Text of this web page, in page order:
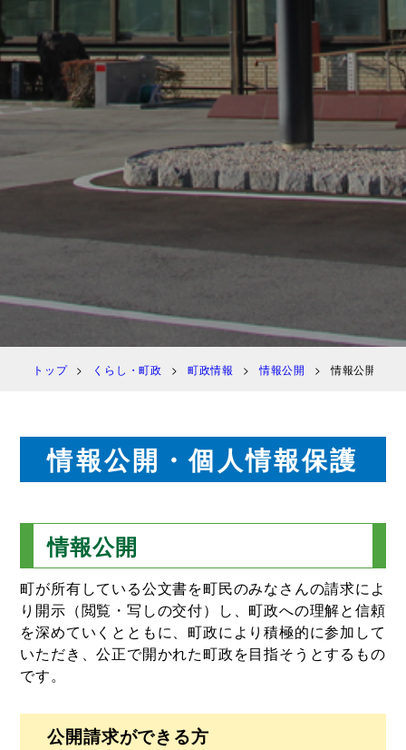
トップ くらし・町政 町政情報 情報公開 情報公開・個
情報公開・個人情報保護
情報公開
町が所有している公文書を町民のみなさんの請求によ
り開示（閲覧・写しの交付）し、町政への理解と信頼
を深めていくとともに、町政により積極的に参加して
いただき、公正で開かれた町政を目指そうとするもの
です。
公開請求ができる方